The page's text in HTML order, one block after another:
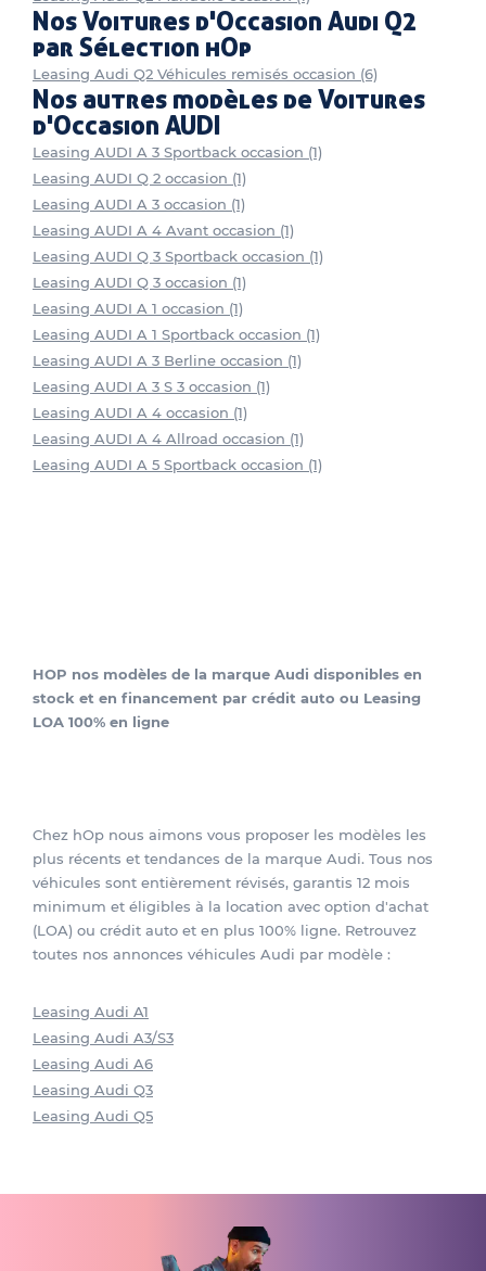
Nos Voitures d'Occasion Audi Q2
par Sélection hOp
Leasing Audi Q2 Véhicules remisés occasion (6)
Nos autres modèles de Voitures
d'Occasion AUDI
Leasing AUDI A 3 Sportback occasion (1)
Leasing AUDI Q 2 occasion (1)
Leasing AUDI A 3 occasion (1)
Leasing AUDI A 4 Avant occasion (1)
Leasing AUDI Q 3 Sportback occasion (1)
Leasing AUDI Q 3 occasion (1)
Leasing AUDI A 1 occasion (1)
Leasing AUDI A 1 Sportback occasion (1)
Leasing AUDI A 3 Berline occasion (1)
Leasing AUDI A 3 S 3 occasion (1)
Leasing AUDI A 4 occasion (1)
Leasing AUDI A 4 Allroad occasion (1)
Leasing AUDI A 5 Sportback occasion (1)
HOP nos modèles de la marque Audi disponibles en
stock et en financement par crédit auto ou Leasing
LOA 100% en ligne
Chez hOp nous aimons vous proposer les modèles les
plus récents et tendances de la marque Audi. Tous nos
véhicules sont entièrement révisés, garantis 12 mois
minimum et éligibles à la location avec option d'achat
(LOA) ou crédit auto et en plus 100% ligne. Retrouvez
toutes nos annonces véhicules Audi par modèle :
Leasing Audi A1
Leasing Audi A3/S3
Leasing Audi A6
Leasing Audi Q3
Leasing Audi Q5